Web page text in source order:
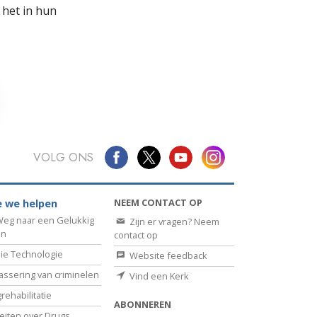
in hun
VOLG ONS
we helpen
naar een Gelukkig
Technologie
van criminelen
NEEM CONTACT OP
Zijn er vragen? Neem
contact op
Website feedback
Vind een Kerk
ABONNEREN